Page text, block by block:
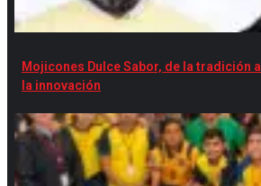
Mojicones Dulce Sabor, de la tradición a
la innovación